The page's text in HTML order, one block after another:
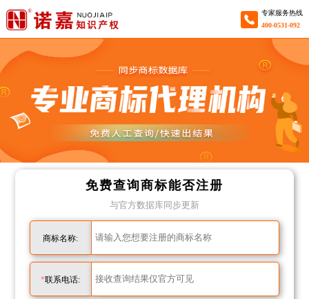
专家服务热线
400-0531-092
免费查询商标能否注册
与官方数据库同步更新
商标名称:
*联系电话:
151****5212 成功查询 第****发 商标
133****6511 成功查询 三****染